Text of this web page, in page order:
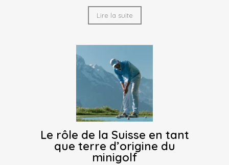
Lire la suite
Le rôle de la Suisse en tant
que terre d’origine du
minigolf